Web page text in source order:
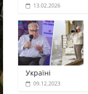
13.02.2026
Україні
09.12.2023